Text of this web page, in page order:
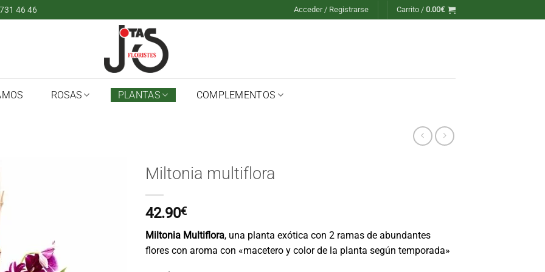
46 46 Acceder / Registrarse Carrito / 0.00€
ROSAS PLANTAS COMPLEMENTOS
Miltonia multiflora
42.90€
Miltonia Multiflora, una planta exótica con 2 ramas de abundantes
flores con aroma con «macetero y color de la planta según temporada»